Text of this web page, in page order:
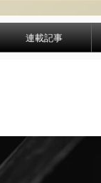
連載記事